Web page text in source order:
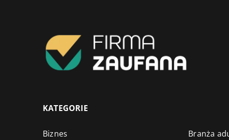
KATEGORIE
Biznes Branża